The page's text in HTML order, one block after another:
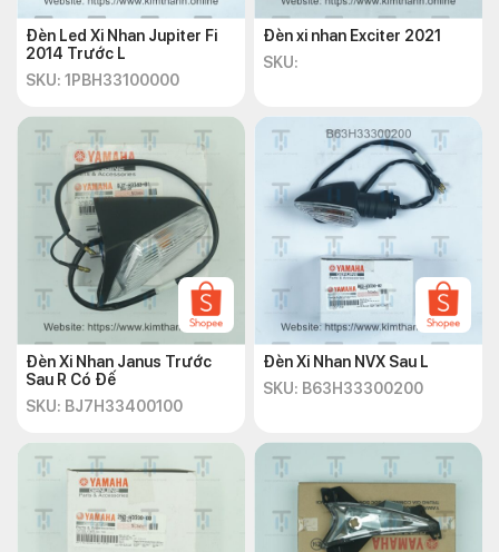
Đèn Led Xi Nhan Jupiter Fi
2014 Trước L
SKU: 1PBH33100000
Đèn xi nhan Exciter 2021
SKU:
Đèn Xi Nhan Janus Trước
Sau R Có Đế
SKU: BJ7H33400100
Đèn Xi Nhan NVX Sau L
SKU: B63H33300200